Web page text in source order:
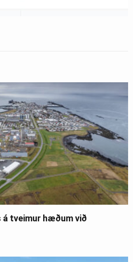
á tveimur hæðum við